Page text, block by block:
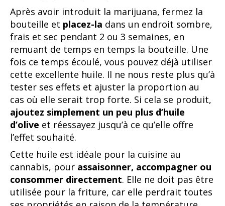
Après avoir introduit la marijuana, fermez la
bouteille et placez-la dans un endroit sombre,
frais et sec pendant 2 ou 3 semaines, en
remuant de temps en temps la bouteille. Une
fois ce temps écoulé, vous pouvez déjà utiliser
cette excellente huile. Il ne nous reste plus qu’à
tester ses effets et ajuster la proportion au
cas où elle serait trop forte. Si cela se produit,
ajoutez simplement un peu plus d’huile
d’olive et réessayez jusqu’à ce qu’elle offre
l’effet souhaité.
Cette huile est idéale pour la cuisine au
cannabis, pour assaisonner, accompagner ou
consommer directement. Elle ne doit pas être
utilisée pour la friture, car elle perdrait toutes